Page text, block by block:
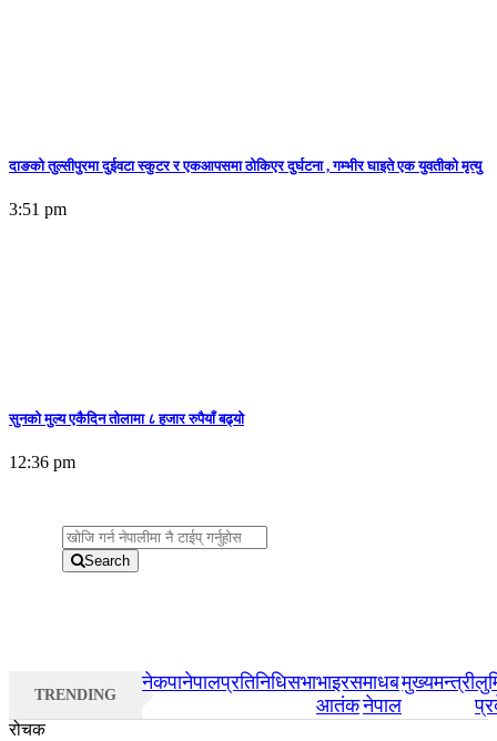
दाङको तुल्सीपुरमा दुईवटा स्कुटर र एकआपसमा ठोकिएर दुर्घटना , गम्भीर घाइते एक युवतीको मृत्यु
3:51 pm
सुनकाे मुल्य एकैदिन तोलामा ८ हजार रुपैयाँ बढ्यो
12:36 pm
Search
TRENDING
नेकपानेपालप्रतिनिधिसभाभाइरस
आतंक
माधब
नेपाल
मुख्यमन्त्री
रोचक